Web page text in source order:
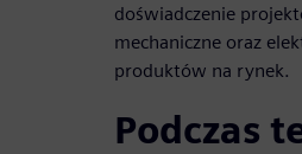
doświadczenie
mechaniczne oraz
produktów na rynek.
Podczas